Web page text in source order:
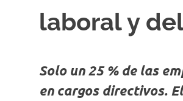
laboral y
Solo un 25 % de las
en cargos directivos.